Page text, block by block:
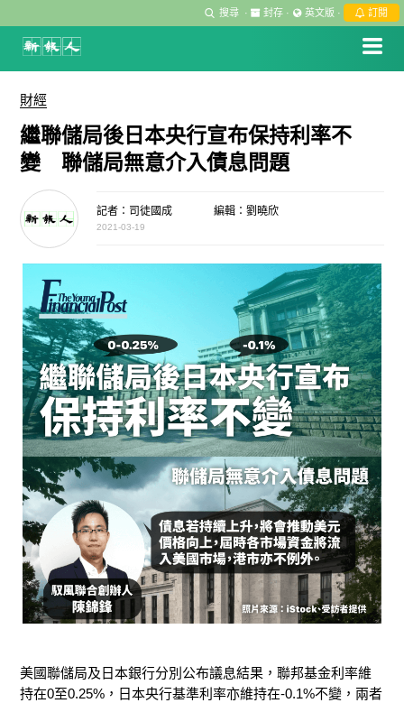
搜尋 · 封存 · 英文版 · 訂閱
財經
繼聯儲局後日本央行宣布保持利率不
變 聯儲局無意介入債息問題
記者：司徒國成 編輯：劉曉欣
2021-03-19
美國聯儲局及日本銀行分別公布議息結果，聯邦基金利率維
持在0至0.25%，日本央行基準利率亦維持在-0.1%不變，兩者